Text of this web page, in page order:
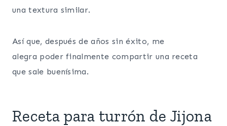
una textura similar.
Así que, después de años sin éxito, me
alegra poder finalmente compartir una receta
que sale buenísima.
Receta para turrón de Jijona